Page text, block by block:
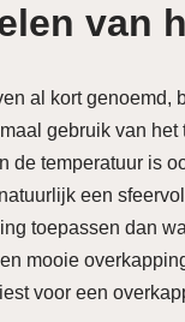
van
al kort genoemd,
gebruik van
de temperatuur is
een
toepassen dan
mooie
voor een